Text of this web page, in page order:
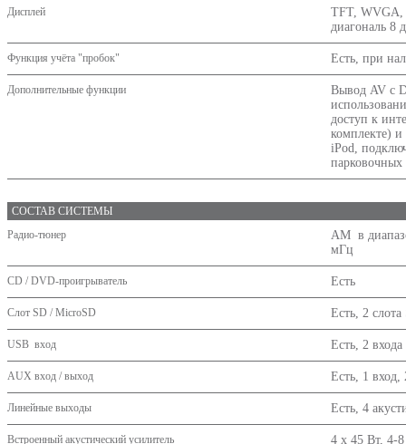
Дисплей
TFT, WVGA,
диагональ 8
Функция учёта "пробок" Есть, при
Дополнительные функции
Вывод AV с
доступ к
комплекте)
iPod,
парковочных
СОСТАВ СИСТЕМЫ
Радио-тюнер
AM в
мГц
CD / DVD-проигрыватель Есть
Слот SD / MicroSD Есть, 2
USB вход Есть, 2 входа
AUX вход / выход Есть, 1
Линейные выходы Есть, 4
Встроенный акустический усилитель 4 х 45 Вт, 4-